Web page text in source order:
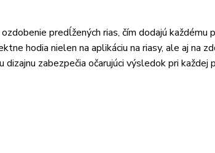
predĺžených rias, čím dodajú každému
hodia nielen na aplikáciu na riasy, ale aj na
zabezpečia očarujúci výsledok pri každej